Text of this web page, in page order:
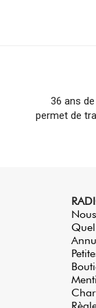
36 ans
permet de